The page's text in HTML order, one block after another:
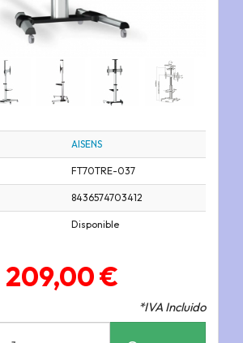
AISENS
FT70TRE-037
8436574703412
Disponible
209,00 €
*IVA Incluido